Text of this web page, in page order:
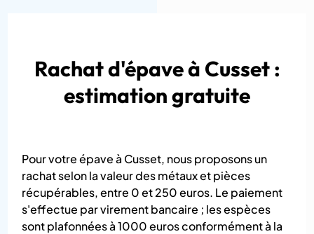
Rachat d'épave à Cusset :
estimation gratuite
Pour votre épave à Cusset, nous proposons un
rachat selon la valeur des métaux et pièces
récupérables, entre 0 et 250 euros. Le paiement
s'effectue par virement bancaire ; les espèces
sont plafonnées à 1000 euros conformément à la